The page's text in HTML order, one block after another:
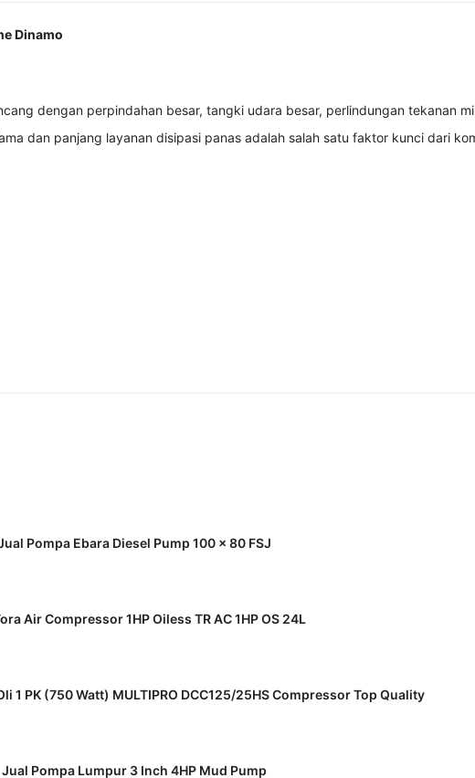
Dinamo
dengan perpindahan besar, tangki udara besar, perlindungan tekanan
dan panjang layanan disipasi panas adalah salah satu faktor kunci dari
Pompa Ebara Diesel Pump 100 x 80 FSJ
Air Compressor 1HP Oiless TR AC 1HP OS 24L
1 PK (750 Watt) MULTIPRO DCC125/25HS Compressor Top Quality
Jual Pompa Lumpur 3 Inch 4HP Mud Pump